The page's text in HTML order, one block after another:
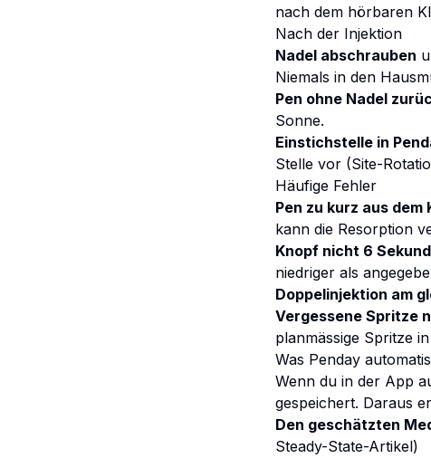
nach dem hörbaren
Nach der Injektion
Nadel abschrauben
Niemals in den
Pen ohne Nadel
Sonne.
Einstichstelle in
Stelle vor (Site-
Häufige Fehler
Pen zu kurz aus dem
kann die Resorption
Knopf nicht 6
niedriger als
Doppelinjektion am
Vergessene Spritze
planmässige Spritze
Was Penday
Wenn du in der App
gespeichert. Daraus
Den geschätzten
Steady-State-Artikel)